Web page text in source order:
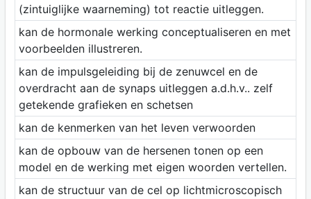
(zintuiglijke waarneming) tot reactie uitleggen.
kan de hormonale werking conceptualiseren en met
voorbeelden illustreren.
kan de impulsgeleiding bij de zenuwcel en de
overdracht aan de synaps uitleggen a.d.h.v.. zelf
getekende grafieken en schetsen
kan de kenmerken van het leven verwoorden
kan de opbouw van de hersenen tonen op een
model en de werking met eigen woorden vertellen.
kan de structuur van de cel op lichtmicroscopisch